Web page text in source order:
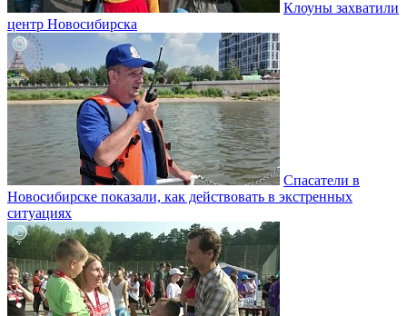
Клоуны захватили
центр Новосибирска
Спасатели в
Новосибирске показали, как действовать в экстренных
ситуациях